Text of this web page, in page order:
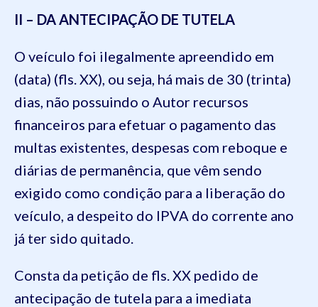
II – DA ANTECIPAÇÃO DE TUTELA
O veículo foi ilegalmente apreendido em
(data) (fls. XX), ou seja, há mais de 30 (trinta)
dias, não possuindo o Autor recursos
financeiros para efetuar o pagamento das
multas existentes, despesas com reboque e
diárias de permanência, que vêm sendo
exigido como condição para a liberação do
veículo, a despeito do IPVA do corrente ano
já ter sido quitado.
Consta da petição de fls. XX pedido de
antecipação de tutela para a imediata